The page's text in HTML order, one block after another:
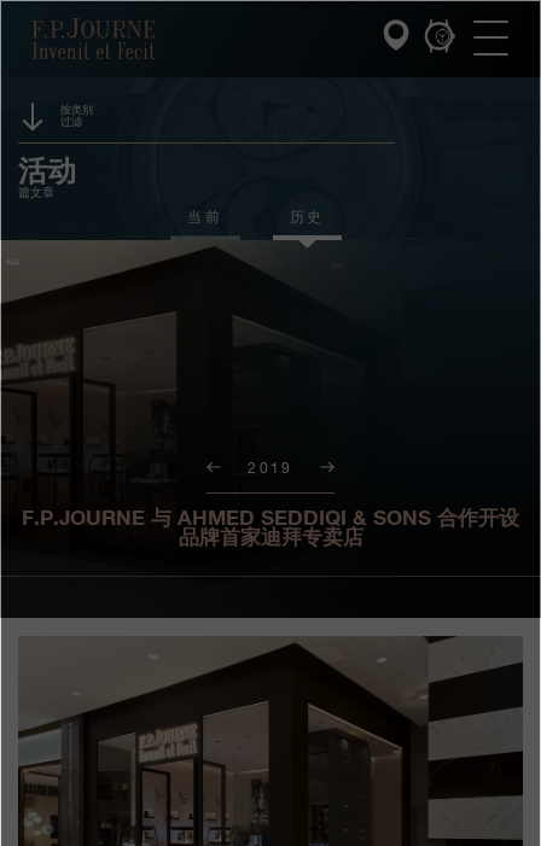
F.P.Journe
INVENIT ET FECIT (发明与制造)
F.P.JOURNE的世界
PATRIMOINE服务
客户服务
餐厅
专卖店
产品目录
Search
搜索
简体中文 FRANÇAIS ENGLISH
按类别
过滤
赞助
竞赛
活动
篇文章
当前 历史
2019
F.P.JOURNE 与 AHMED SEDDIQI & SONS 合作开设
品牌首家迪拜专卖店